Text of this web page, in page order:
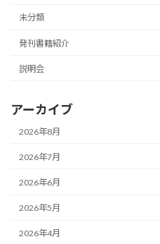
未分類
発刊書籍紹介
説明会
アーカイブ
2026年8月
2026年7月
2026年6月
2026年5月
2026年4月